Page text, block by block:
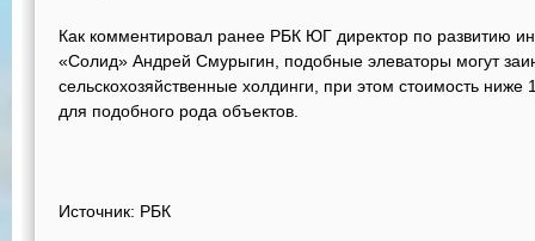
Как комментировал ранее РБК ЮГ директор по развитию
«Солид» Андрей Смурыгин, подобные элеваторы могут
сельскохозяйственные холдинги, при этом стоимость
для подобного рода объектов.
Источник: РБК